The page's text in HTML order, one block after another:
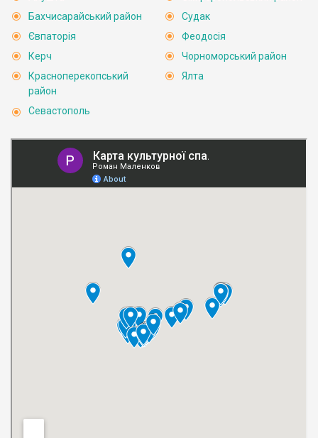
Бахчисарайський район
Євпаторія
Керч
Красноперекопський
район
Севастополь
Судак
Феодосія
Чорноморський район
Ялта